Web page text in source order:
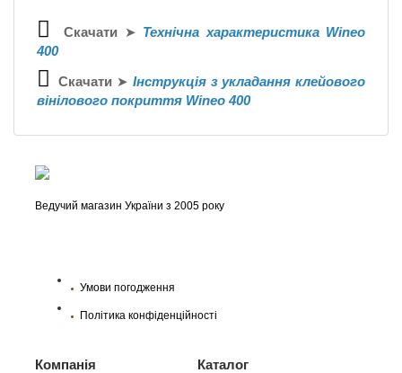
Скачати ➤ Технічна характеристика Wineo
400
Скачати ➤ Інструкція з укладання клейового
вінілового покриття Wineo 400
Ведучий магазин України з 2005 року
Умови погодження
Політика конфіденційності
Компанія Каталог